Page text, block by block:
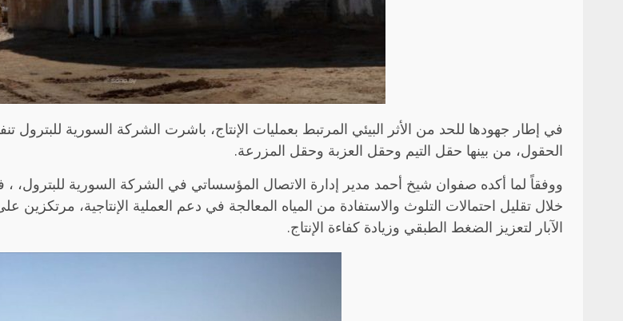
في إطار جهودها للحد من الأثر البيئي المرتبط بعمليات الإنتاج، باشرت الشركة السورية للبترول
الحقول، من بينها حقل التيم وحقل العزبة وحقل المزرعة.
ووفقاً لما أكده صفوان شيخ أحمد مدير إدارة الاتصال المؤسساتي في الشركة السورية للبترول،
خلال تقليل احتمالات التلوث والاستفادة من المياه المعالجة في دعم العملية الإنتاجية،
الآبار لتعزيز الضغط الطبقي وزيادة كفاءة الإنتاج.